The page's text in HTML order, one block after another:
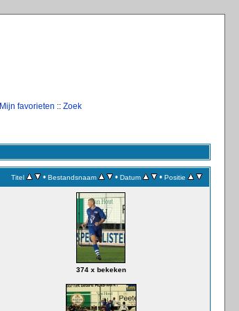
Mijn favorieten :: Zoek
Titel • Bestandsnaam • Datum • Positie
374 x bekeken